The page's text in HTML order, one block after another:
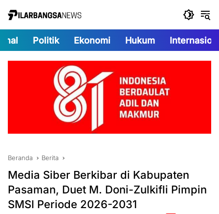
Politik Ekonomi Hukum
Beranda Berita
Media Siber Berkibar di Kabupaten
Pasaman, Duet M. Doni-Zulkifli Pimpin
SMSI Periode 2026-2031